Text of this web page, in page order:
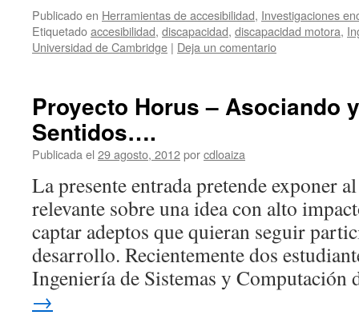
Publicado en Herramientas de accesibilidad, Investigaciones
Etiquetadoaccesibilidad, discapacidad, discapacidad motora,
Universidad de Cambridge | Deja un comentario
Proyecto Horus – Asociando
Sentidos….
Publicada el 29 agosto, 2012porcdloaiza
La presente entrada pretende exponer
relevante sobre una idea con alto
captar adeptos que quieran seguir
desarrollo. Recientemente dos
Ingeniería de Sistemas y
→